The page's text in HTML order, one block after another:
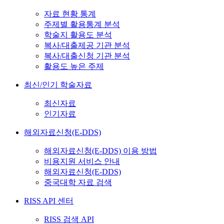
자료 현황 통계
주제별 활용통계 분석
학술지 활용도 분석
복사/대출제공 기관 분석
복사/대출신청 기관 분석
활용도 높은 주제
최신/인기 학술자료
최신자료
인기자료
해외자료신청(E-DDS)
해외자료신청(E-DDS) 이용 방법
비용지원 서비스 안내
해외자료신청(E-DDS)
중국대학 자료 검색
RISS API 센터
RISS 검색 API